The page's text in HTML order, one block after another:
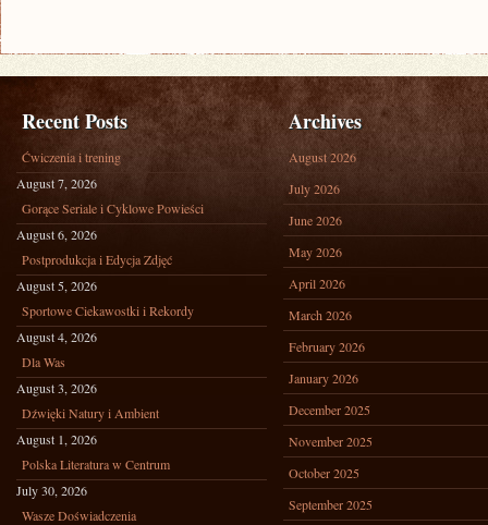
Recent Posts
Ćwiczenia i trening
August 7, 2026
Gorące Seriale i Cyklowe Powieści
August 6, 2026
Postprodukcja i Edycja Zdjęć
August 5, 2026
Sportowe Ciekawostki i Rekordy
August 4, 2026
Dla Was
August 3, 2026
Dźwięki Natury i Ambient
August 1, 2026
Polska Literatura w Centrum
July 30, 2026
Wasze Doświadczenia
Archives
August 2026
July 2026
June 2026
May 2026
April 2026
March 2026
February 2026
January 2026
December 2025
November 2025
October 2025
September 2025